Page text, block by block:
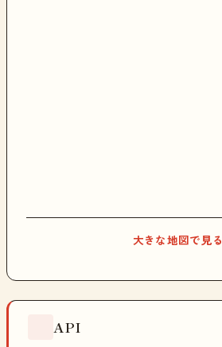
大きな地図で見る
API